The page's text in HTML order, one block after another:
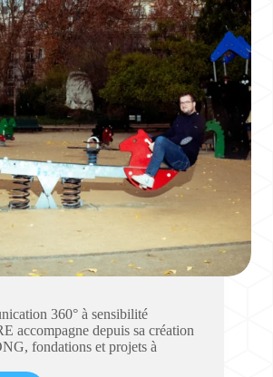
360° à sensibilité
accompagne depuis sa création
fondations et projets à